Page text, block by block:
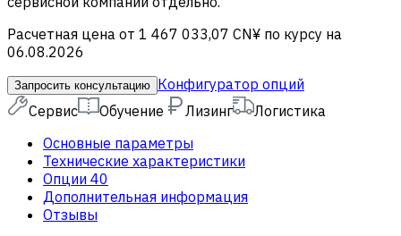
Расчетная цена от 1 467 033,07 CN¥ по курсу на
06.08.2026
Запросить консультацию Конфигуратор опций
Сервис
Обучение Лизинг
Логистика
Основные параметры
Технические характеристики
Опции 40
Дополнительная информация
Отзывы